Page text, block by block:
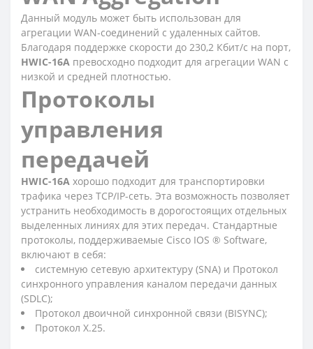
Данный модуль может быть использован для
агрегации WAN-соединений с удаленных сайтов.
Благодаря поддержке скорости до 230,2 Кбит/с на порт,
HWIC-16A превосходно подходит для агрегации WAN с
низкой и средней плотностью.
Протоколы
управления
передачей
HWIC-16A хорошо подходит для транспортировки
трафика через TCP/IP-сеть. Эта возможность позволяет
устранить необходимость в дорогостоящих отдельных
выделенных линиях для этих передач. Стандартные
протоколы, поддерживаемые Cisco IOS ® Software,
включают в себя:
системную сетевую архитектуру (SNA) и Протокол
синхронного управления каналом передачи данных
(SDLC);
Протокол двоичной синхронной связи (BISYNC);
Протокол X.25.